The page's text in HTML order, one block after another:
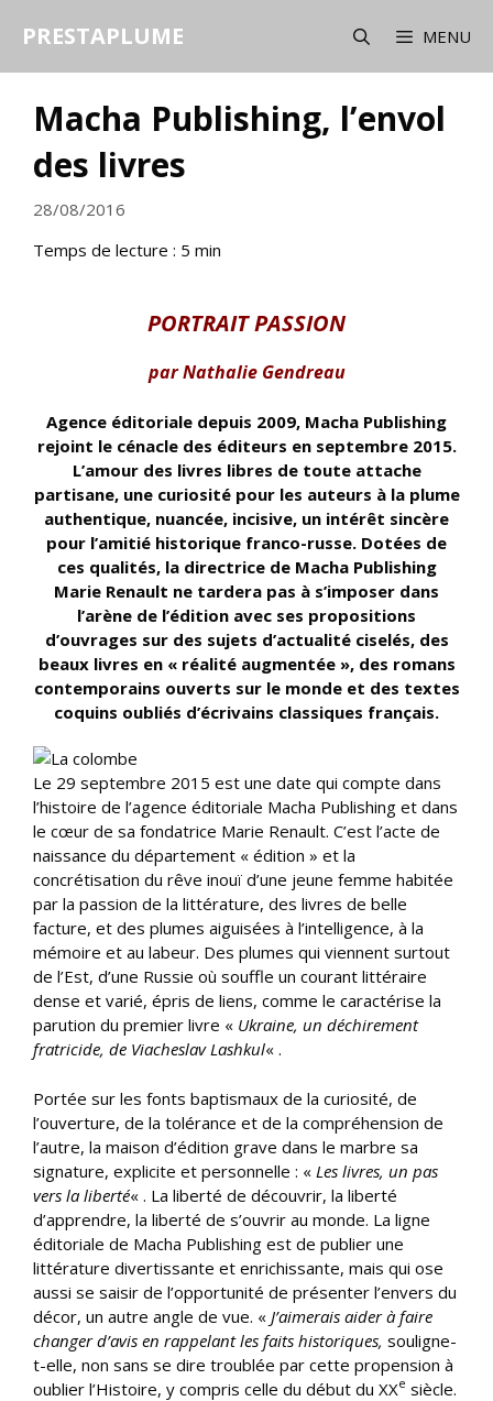
PRESTAPLUME MENU
Macha Publishing, l’envol
des livres
28/08/2016
Temps de lecture : 5 min
PORTRAIT PASSION
par Nathalie Gendreau
Agence éditoriale depuis 2009, Macha Publishing
rejoint le cénacle des éditeurs en septembre 2015.
L’amour des livres libres de toute attache
partisane, une curiosité pour les auteurs à la plume
authentique, nuancée, incisive, un intérêt sincère
pour l’amitié historique franco-russe. Dotées de
ces qualités, la directrice de Macha Publishing
Marie Renault ne tardera pas à s’imposer dans
l’arène de l’édition avec ses propositions
d’ouvrages sur des sujets d’actualité ciselés, des
beaux livres en « réalité augmentée », des romans
contemporains ouverts sur le monde et des textes
coquins oubliés d’écrivains classiques français.
Le 29 septembre 2015 est une date qui compte dans
l’histoire de l’agence éditoriale Macha Publishing et dans
le cœur de sa fondatrice Marie Renault. C’est l’acte de
naissance du département « édition » et la
concrétisation du rêve inouï d’une jeune femme habitée
par la passion de la littérature, des livres de belle
facture, et des plumes aiguisées à l’intelligence, à la
mémoire et au labeur. Des plumes qui viennent surtout
de l’Est, d’une Russie où souffle un courant littéraire
dense et varié, épris de liens, comme le caractérise la
parution du premier livre « Ukraine, un déchirement
fratricide, de Viacheslav Lashkul« .
Portée sur les fonts baptismaux de la curiosité, de
l’ouverture, de la tolérance et de la compréhension de
l’autre, la maison d’édition grave dans le marbre sa
signature, explicite et personnelle : « Les livres, un pas
vers la liberté« . La liberté de découvrir, la liberté
d’apprendre, la liberté de s’ouvrir au monde. La ligne
éditoriale de Macha Publishing est de publier une
littérature divertissante et enrichissante, mais qui ose
aussi se saisir de l’opportunité de présenter l’envers du
décor, un autre angle de vue. « J’aimerais aider à faire
changer d’avis en rappelant les faits historiques, souligne-
t-elle, non sans se dire troublée par cette propension à
oublier l’Histoire, y compris celle du début du XXe siècle.